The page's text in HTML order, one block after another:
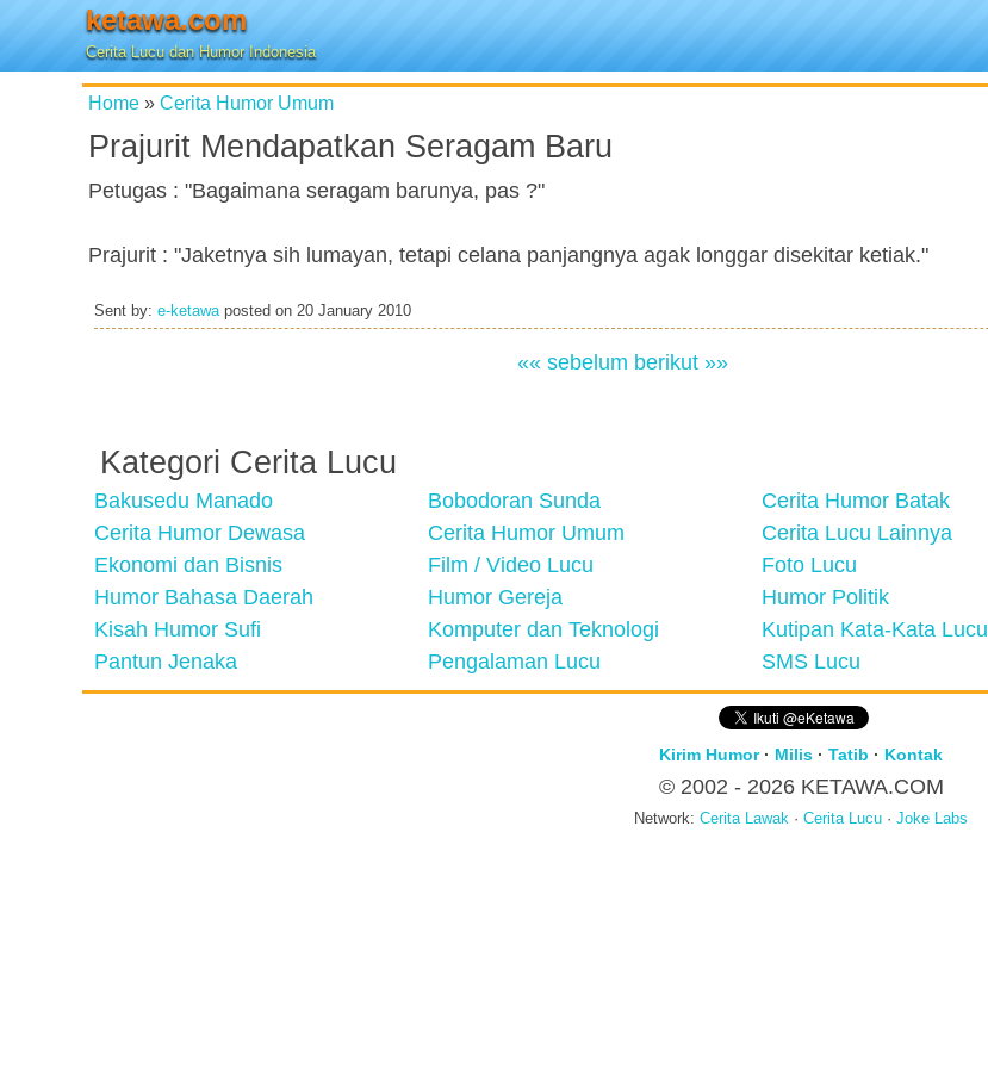
ketawa.com
Cerita Lucu dan Humor Indonesia
Home » Cerita Humor Umum
Prajurit Mendapatkan Seragam Baru
Petugas : "Bagaimana seragam barunya, pas ?"
Prajurit : "Jaketnya sih lumayan, tetapi celana panjangnya agak longgar disekitar ketiak."
Sent by: e-ketawaposted on 20 January 2010
«« sebelum berikut »»
Kategori Cerita Lucu
Bakusedu Manado Bobodoran Sunda Cerita Humor Batak
Cerita Humor Dewasa
Cerita Humor Umum Cerita Lucu Lainnya
Ekonomi dan Bisnis
Film / Video Lucu Foto Lucu
Humor Bahasa Daerah
Humor Gereja Humor Politik
Kisah Humor Sufi
Komputer dan Teknologi Kutipan Kata-Kata Lucu
Pantun Jenaka
Pengalaman Lucu SMS Lucu
Kirim Humor· Milis · Tatib · Kontak
© 2002 - 2026 KETAWA.COM
Network: Cerita Lawak · Cerita Lucu · Joke Labs